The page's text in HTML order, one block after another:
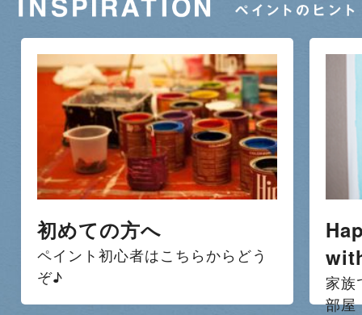
初めての方へ
ペイント初心者はこちらからどう
ぞ♪
家族
部屋